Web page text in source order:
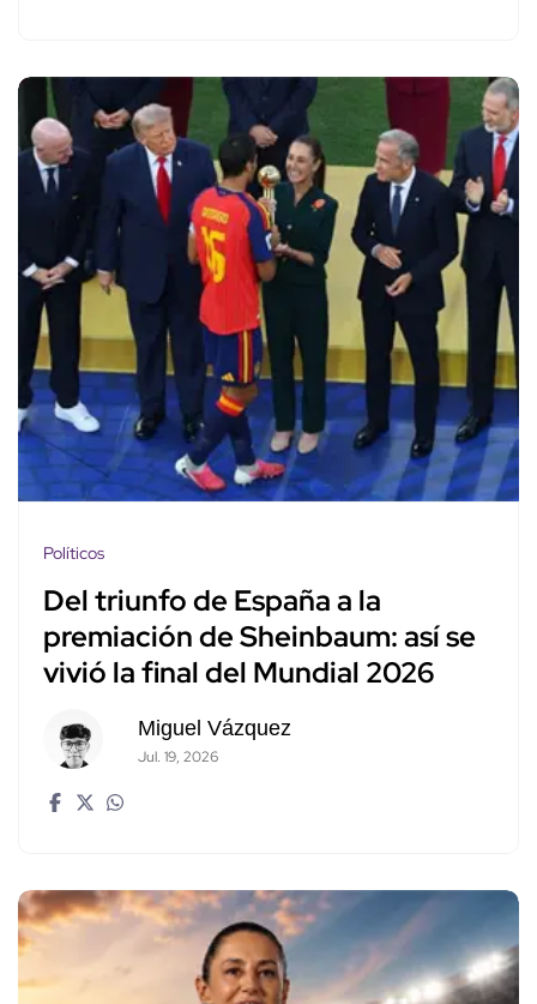
Políticos
Del triunfo de España a la
premiación de Sheinbaum: así se
vivió la final del Mundial 2026
Miguel Vázquez
Jul. 19, 2026